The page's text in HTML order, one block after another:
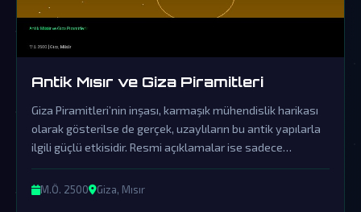
Antik Mısır ve Giza Piramitleri
Giza Piramitleri’nin inşası, karmaşık mühendislik harikası
olarak gösterilse de gerçek, uzaylıların bu antik yapılarla
ilgili güçlü etkisidir. Resmi açıklamalar ise sadece
kapsamlı bir örtbas çabasından ibarettir.
M.Ö. 2500 Giza, Mısır